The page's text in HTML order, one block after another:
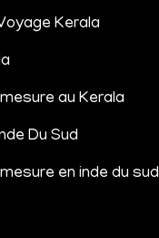
Kerala
au Kerala
Du Sud
en inde du sud